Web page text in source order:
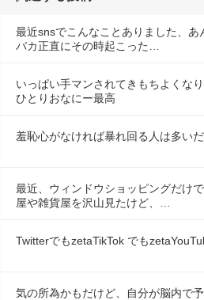
最近snsでこんなことありました、あ
バカ正直にその時起こった…
いっぱい手マンされてきもちよくな
ひとりおなにー最高
羞恥心がなければ暴れ回る人は多いだ
最近、ウィンドウショッピングだけ
屋や雑貨屋を沢山見たけど、…
TwitterでもzetaTikTok でも
気の所為かもだけど、自分が脳内で